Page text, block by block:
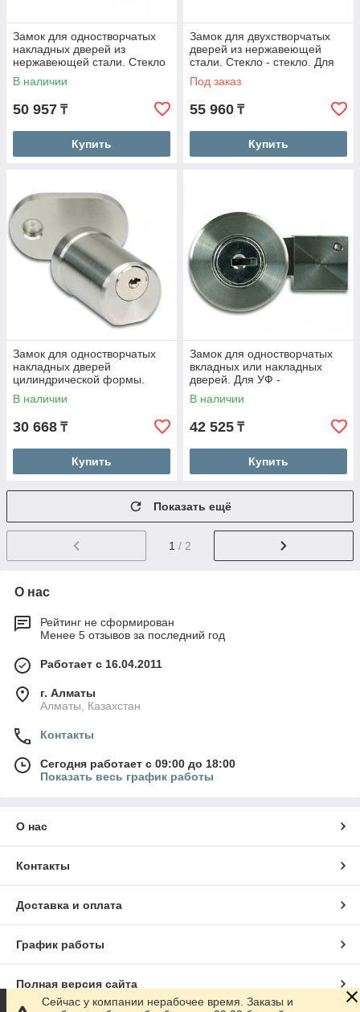
Замок для одностворчатых
накладных дверей из
нержавеющей стали. Стекло
- стекло. Для УФ -
склеивания.
В наличии
50 957 ₸
Купить
Замок для двухстворчатых
дверей из нержавеющей
стали. Стекло - стекло. Для
УФ - склеивания.
Под заказ
55 960 ₸
Купить
Замок для одностворчатых
накладных дверей
цилиндрической формы.
Стекло - стекло. Для УФ -
склеивания.
В наличии
30 668 ₸
Купить
Замок для одностворчатых
вкладных или накладных
дверей. Для УФ -
склеивания.
В наличии
42 525 ₸
Купить
Показать ещё
1 / 2
О нас
Рейтинг не сформирован
Менее 5 отзывов за последний год
Работает с 16.04.2011
г. Алматы
Алматы, Казахстан
Контакты
Сегодня работает с 09:00 до 18:00
Показать весь график работы
О нас
Контакты
Доставка и оплата
График работы
Полная версия сайта
Сейчас у компании нерабочее время. Заказы и